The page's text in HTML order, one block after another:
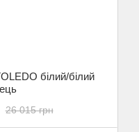
білий/білий
26 015 грн